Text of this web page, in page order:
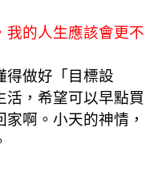
我的人生應該會更不
得做好「目標設
活，希望可以早點買
啊。小天的神情，